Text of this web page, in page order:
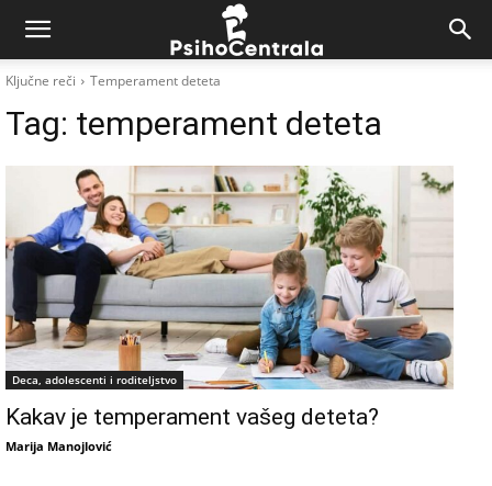
Ključne reči Temperament deteta
Tag: temperament deteta
Deca, adolescenti i roditeljstvo
Kakav je temperament vašeg deteta?
Marija Manojlović